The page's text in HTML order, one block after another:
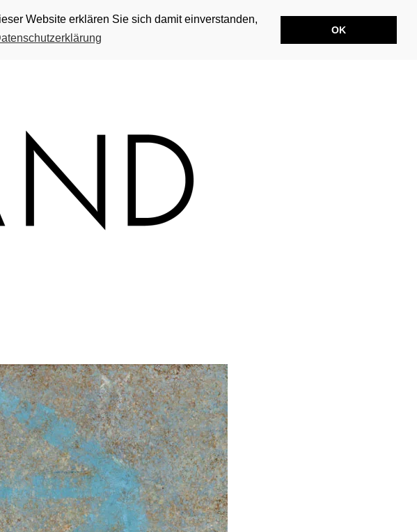
Website erklären Sie sich damit einverstanden,
OK